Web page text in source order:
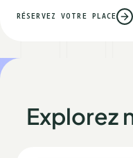
RÉSERVEZ VOTRE PLACE
Explorez